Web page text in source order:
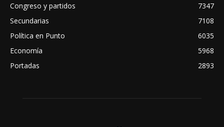
Congreso y partidos
7347
Secundarias
7108
Política en Punto
6035
Economía
5968
Portadas
2893